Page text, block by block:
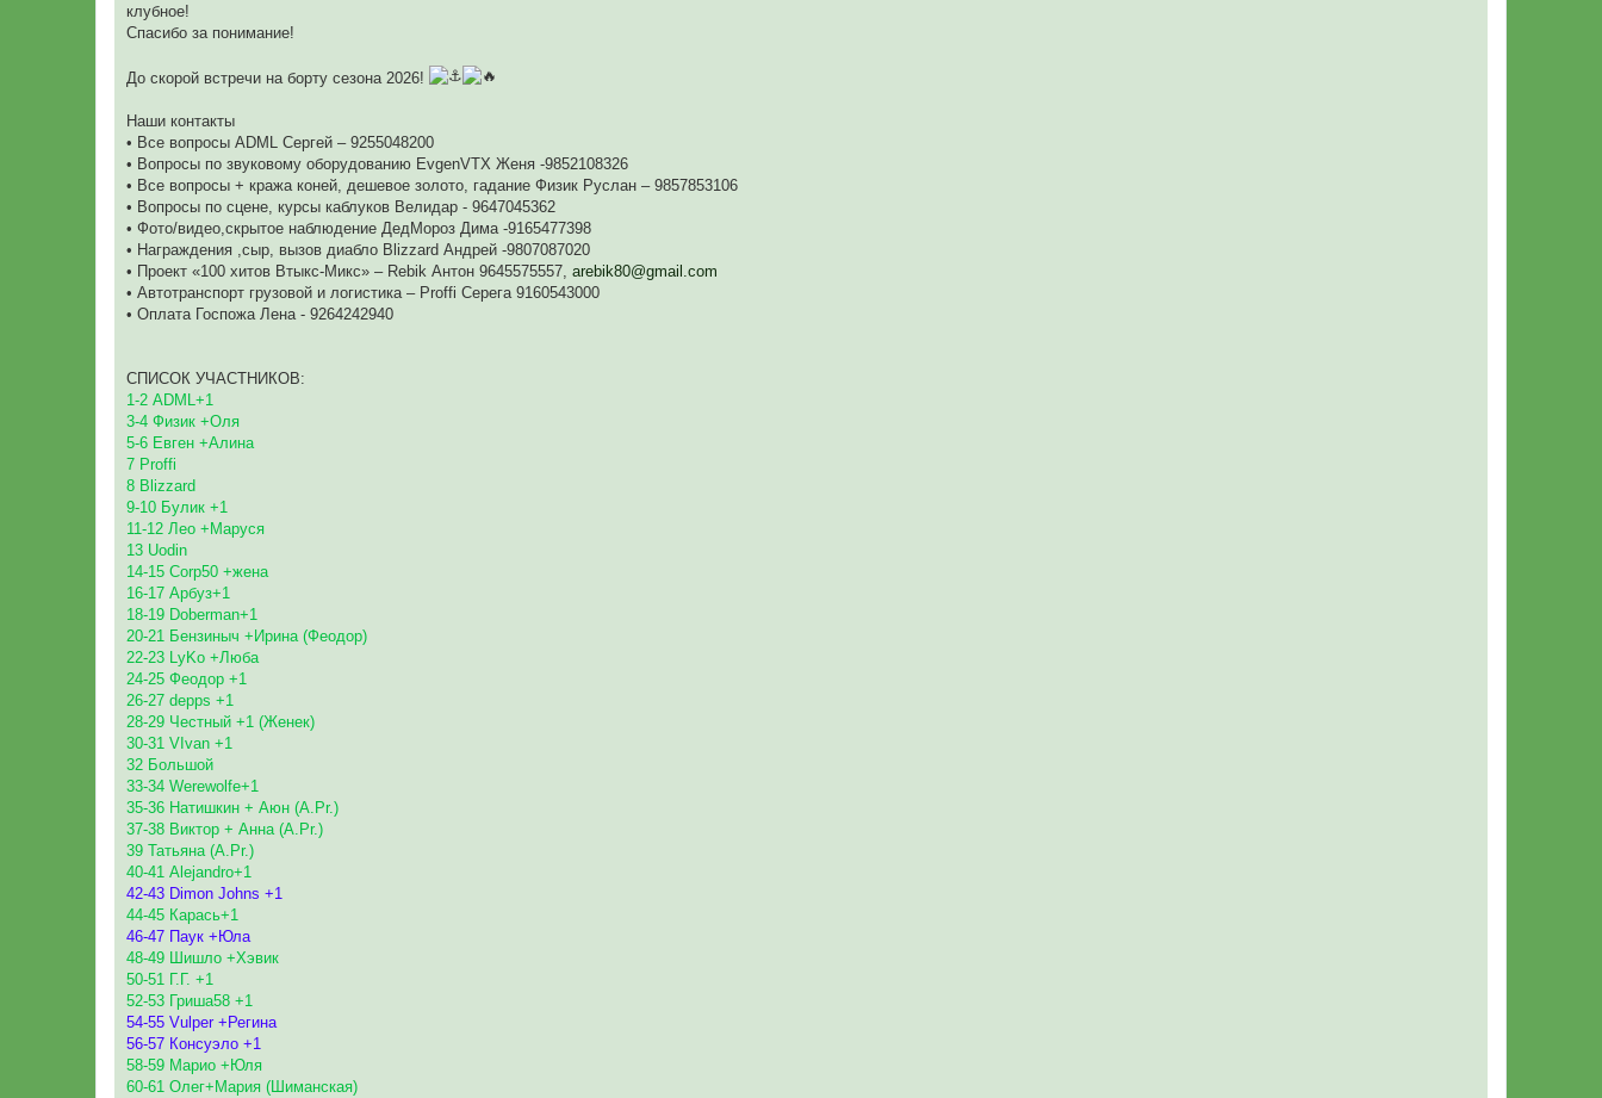
клубное!
Спасибо за понимание!
До скорой встречи на борту сезона 2026!
Наши контакты
• Все вопросы ADML Сергей – 9255048200
• Вопросы по звуковому оборудованию EvgenVTX Женя -9852108326
• Все вопросы + кража коней, дешевое золото, гадание Физик Руслан – 9857853106
• Вопросы по сцене, курсы каблуков Велидар - 9647045362
• Фото/видео,скрытое наблюдение ДедМороз Дима -9165477398
• Награждения ,сыр, вызов диабло Blizzard Андрей -9807087020
• Проект «100 хитов Втыкс-Микс» – Rebik Антон 9645575557, arebik80@gmail.com
• Автотранспорт грузовой и логистика – Proffi Серега 9160543000
• Оплата Госпожа Лена - 9264242940
СПИСОК УЧАСТНИКОВ:
1-2 ADML+1
3-4 Физик +Оля
5-6 Евген +Алина
7 Proffi
8 Blizzard
9-10 Булик +1
11-12 Лео +Маруся
13 Uodin
14-15 Corp50 +жена
16-17 Арбуз+1
18-19 Doberman+1
20-21 Бензиныч +Ирина (Феодор)
22-23 LyKo +Люба
24-25 Феодор +1
26-27 depps +1
28-29 Честный +1 (Женек)
30-31 VIvan +1
32 Большой
33-34 Werewolfe+1
35-36 Натишкин + Аюн (A.Pr.)
37-38 Виктор + Анна (A.Pr.)
39 Татьяна (A.Pr.)
40-41 Alejandro+1
42-43 Dimon Johns +1
44-45 Карась+1
46-47 Паук +Юла
48-49 Шишло +Хэвик
50-51 Г.Г. +1
52-53 Гриша58 +1
54-55 Vulper +Регина
56-57 Консуэло +1
58-59 Марио +Юля
60-61 Олег+Мария (Шиманская)